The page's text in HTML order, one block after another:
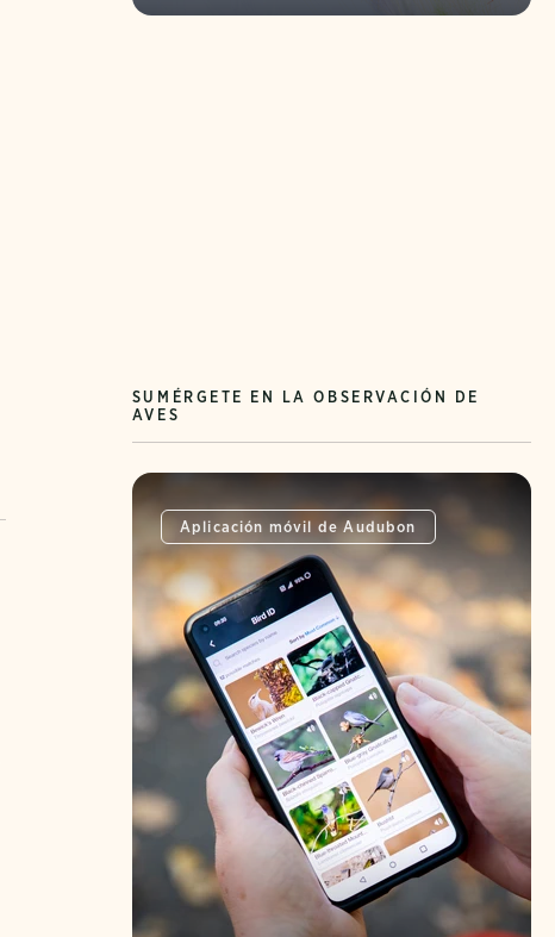
SUMÉRGETE EN LA OBSERVACIÓN DE
AVES
Aplicación móvil de Audubon